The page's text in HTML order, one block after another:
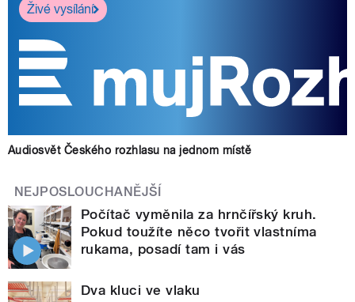
Živé vysílání
Audiosvět Českého rozhlasu na jednom místě
NEJPOSLOUCHANĚJŠÍ
Počítač vyměnila za hrnčířský kruh.
Pokud toužíte něco tvořit vlastníma
rukama, posadí tam i vás
Dva kluci ve vlaku